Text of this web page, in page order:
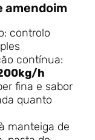
amendoim
controlo
contínua:
h
fina e sabor
quanto
manteiga de